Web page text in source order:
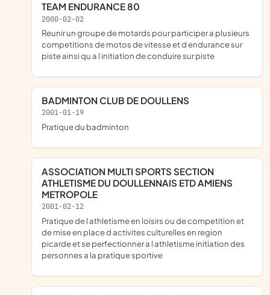
TEAM ENDURANCE 80
2000-02-02
reunir un groupe de motards pour participer a plusieurs
competitions de motos de vitesse et d endurance sur
piste ainsi qu a l initiation de conduire sur piste
BADMINTON CLUB DE DOULLENS
2001-01-19
pratique du badminton
ASSOCIATION MULTI SPORTS SECTION
ATHLETISME DU DOULLENNAIS ETD AMIENS
METROPOLE
2001-02-12
pratique de l athletisme en loisirs ou de competition et
de mise en place d activites culturelles en region
picarde et se perfectionner a l athletisme initiation des
personnes a la pratique sportive